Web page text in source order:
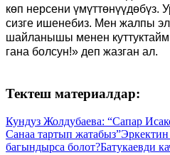
көп нерсени үмүттөнүүдөбүз.
сизге ишенебиз. Мен жалпы
шайланышы менен
гана болсун!» деп жазган ал.
Тектеш материалдар:
Кундуз Жолдубаева: “Сапар
Санаа тартып жатабыз”Эркектин
багындырса болот?Батукаевди